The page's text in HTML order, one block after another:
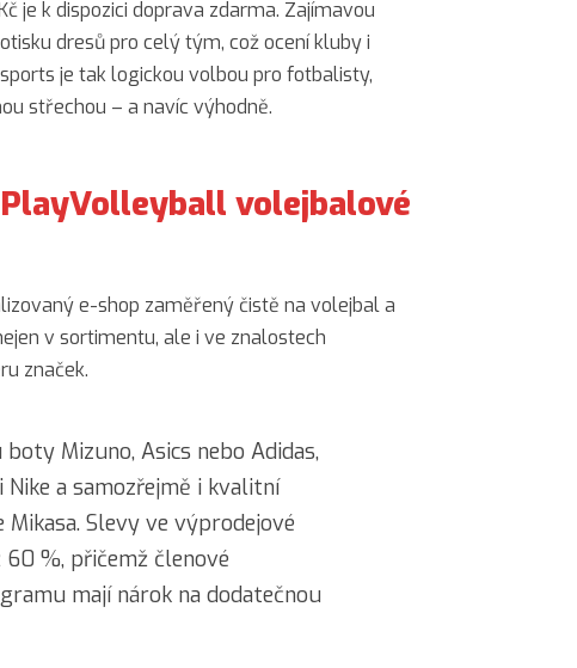
je k dispozici doprava zdarma. Zajímavou
dresů pro celý tým, což ocení kluby i
je tak logickou volbou pro fotbalisty,
střechou – a navíc výhodně.
volejbalové
e-shop zaměřený čistě na volejbal a
v sortimentu, ale i ve znalostech
značek.
boty Mizuno, Asics nebo Adidas,
Nike a samozřejmě i kvalitní
Slevy ve výprodejové
60 %, přičemž členové
mají nárok na dodatečnou